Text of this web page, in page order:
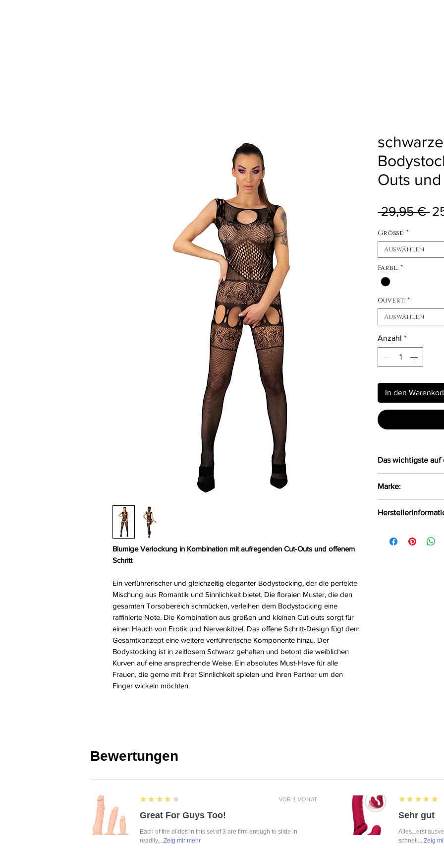
Blumige Verlockung in Kombination mit aufregenden Cut-Outs und offenem
Schritt
Ein verführerischer und gleichzeitig eleganter Bodystocking, der die perfekte
Mischung aus Romantik und Sinnlichkeit bietet. Die floralen Muster, die den
gesamten Torsobereich schmücken, verleihen dem Bodystocking eine
raffinierte Note. Die Kombination aus großen und kleinen Cut-outs sorgt für
einen Hauch von Erotik und Nervenkitzel. Das offene Schritt-Design fügt dem
Gesamtkonzept eine weitere verführerische Komponente hinzu. Der
Bodystocking ist in zeitlosem Schwarz gehalten und betont die weiblichen
Kurven auf eine ansprechende Weise. Ein absolutes Must-Have für alle
Frauen, die gerne mit ihrer Sinnlichkeit spielen und ihren Partner um den
Finger wickeln möchten.
Outs
29,95 €
Größe: *
Auswählen
Farbe: *
Ouvert: *
Auswählen
Anzahl *
In den
Das wichtigste auf
Im Schritt offen
Größe:S/L
Farbe:schwarz
Marke:
Polen, 75-847
Bewertungen
VOR 1 MONAT
4
★★★★★
Great For Guys Too!
Each of the dildos in this set of 3 are firm enough to slide in
readily,...Zeig mir mehr
5
★★★★★
Sehr gut
Alles...erst
schnell....Zeig